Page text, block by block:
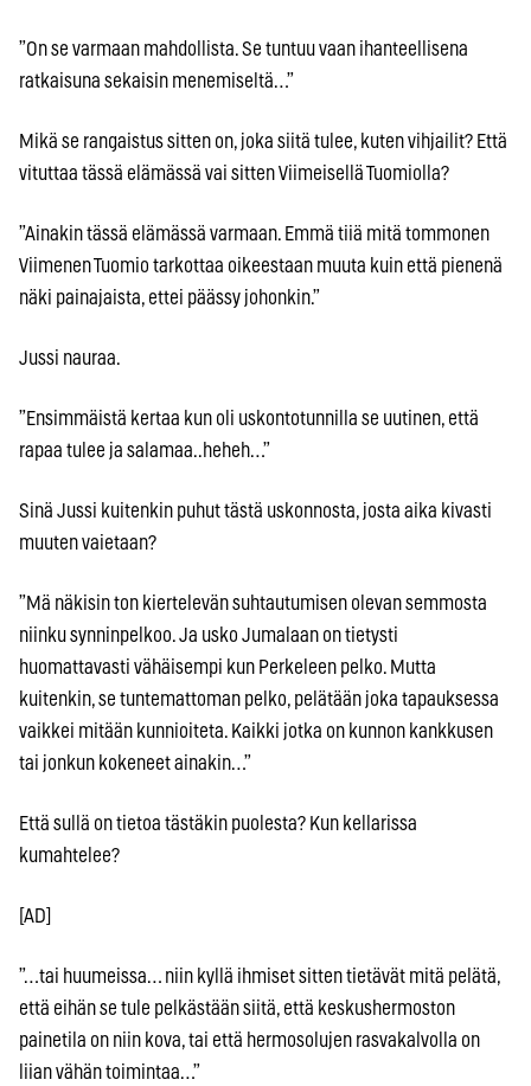
”On se varmaan mahdollista. Se tuntuu vaan ihanteellisena
ratkaisuna sekaisin menemiseltä…”
Mikä se rangaistus sitten on, joka siitä tulee, kuten vihjailit? Että
vituttaa tässä elämässä vai sitten Viimeisellä Tuomiolla?
”Ainakin tässä elämässä varmaan. Emmä tiiä mitä tommonen
Viimenen Tuomio tarkottaa oikeestaan muuta kuin että pienenä
näki painajaista, ettei päässy johonkin.”
Jussi nauraa.
”Ensimmäistä kertaa kun oli uskontotunnilla se uutinen, että
rapaa tulee ja salamaa..heheh…”
Sinä Jussi kuitenkin puhut tästä uskonnosta, josta aika kivasti
muuten vaietaan?
”Mä näkisin ton kiertelevän suhtautumisen olevan semmosta
niinku synninpelkoo. Ja usko Jumalaan on tietysti
huomattavasti vähäisempi kun Perkeleen pelko. Mutta
kuitenkin, se tuntemattoman pelko, pelätään joka tapauksessa
vaikkei mitään kunnioiteta. Kaikki jotka on kunnon kankkusen
tai jonkun kokeneet ainakin…”
Että sullä on tietoa tästäkin puolesta? Kun kellarissa
kumahtelee?
[AD]
”…tai huumeissa… niin kyllä ihmiset sitten tietävät mitä pelätä,
että eihän se tule pelkästään siitä, että keskushermoston
painetila on niin kova, tai että hermosolujen rasvakalvolla on
liian vähän toimintaa…”